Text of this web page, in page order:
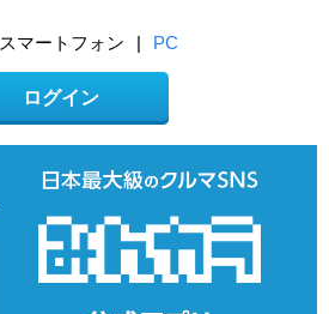
スマートフォン | PC
ログイン